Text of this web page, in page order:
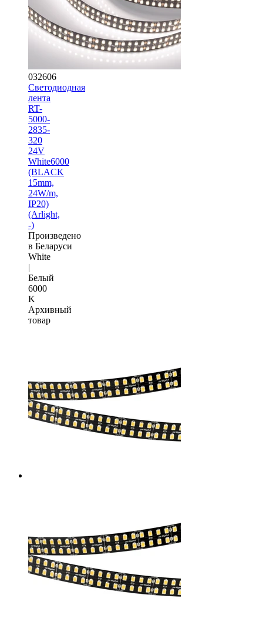
032606
Светодиодная
лента
RT-
5000-
2835-
320
24V
White6000
(BLACK
15mm,
24W/m,
IP20)
(Arlight,
-)
Произведено
в Беларуси
White
|
Белый
6000
K
Архивный
товар